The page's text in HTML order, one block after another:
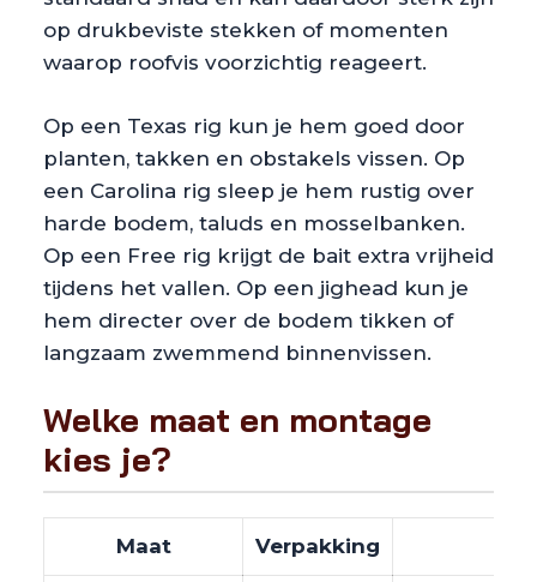
op drukbeviste stekken of momenten
waarop roofvis voorzichtig reageert.
Op een Texas rig kun je hem goed door
planten, takken en obstakels vissen. Op
een Carolina rig sleep je hem rustig over
harde bodem, taluds en mosselbanken.
Op een Free rig krijgt de bait extra vrijheid
tijdens het vallen. Op een jighead kun je
hem directer over de bodem tikken of
langzaam zwemmend binnenvissen.
Welke maat en montage
kies je?
Maat Verpakking